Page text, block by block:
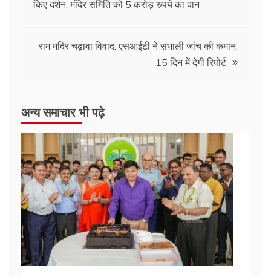
navigation
किए दर्शन, मंदिर समिति को 5 करोड़ रुपये का दान
राम मंदिर चढ़ावा विवाद: एसआईटी ने संभाली जांच की कमान,
15 दिन में देगी रिपोर्ट
अन्य समाचार भी पढ़े